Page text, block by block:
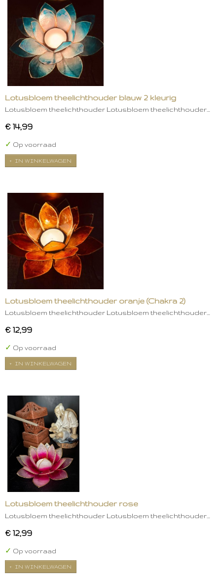
Lotusbloem theelichthouder blauw 2 kleurig
Lotusbloem theelichthouder Lotusbloem theelichthouder…
€ 14,99
✓ Op voorraad
IN WINKELWAGEN
Lotusbloem theelichthouder oranje (Chakra 2)
Lotusbloem theelichthouder Lotusbloem theelichthouder…
€ 12,99
✓ Op voorraad
IN WINKELWAGEN
Lotusbloem theelichthouder rose
Lotusbloem theelichthouder Lotusbloem theelichthouder…
€ 12,99
✓ Op voorraad
IN WINKELWAGEN